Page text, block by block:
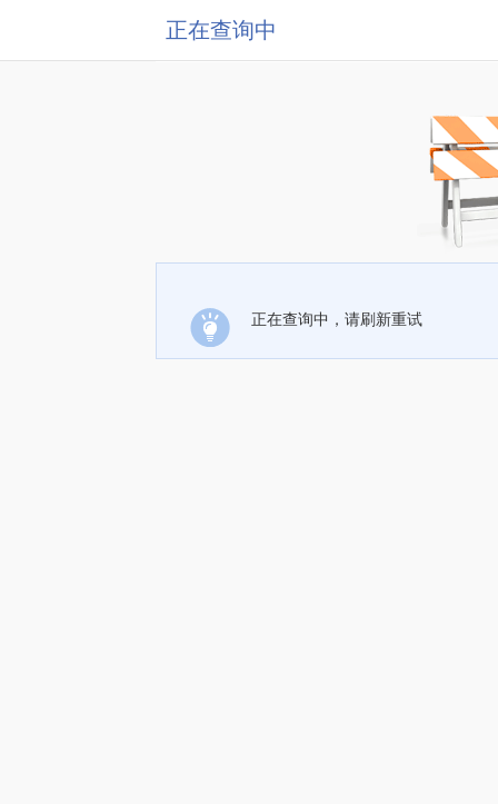
正在查询中
正在查询中，请刷新重试